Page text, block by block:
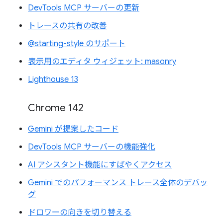
DevTools MCP サーバーの更新
トレースの共有の改善
@starting-style のサポート
表示用のエディタ ウィジェット: masonry
Lighthouse 13
Chrome 142
Gemini が提案したコード
DevTools MCP サーバーの機能強化
AI アシスタント機能にすばやくアクセス
Gemini でのパフォーマンス トレース全体のデバッ
グ
ドロワーの向きを切り替える